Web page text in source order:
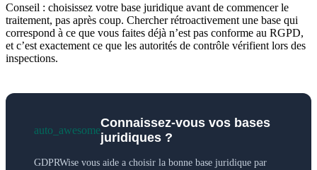
Conseil : choisissez votre base juridique avant de commencer le
traitement, pas après coup. Chercher rétroactivement une base qui
correspond à ce que vous faites déjà n’est pas conforme au RGPD,
et c’est exactement ce que les autorités de contrôle vérifient lors des
inspections.
auto_awesome
Connaissez-vous vos bases
juridiques ?
GDPRWise vous aide a choisir la bonne base juridique par